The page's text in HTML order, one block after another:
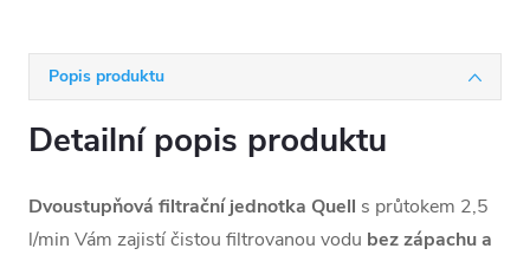
Popis produktu
Detailní popis produktu
Dvoustupňová filtrační jednotka Quell s průtokem 2,5
l/min Vám zajistí čistou filtrovanou vodu bez zápachu a